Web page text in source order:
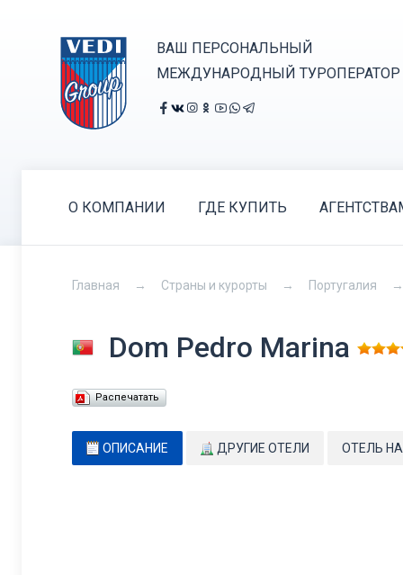
ВАШ ПЕРСОНАЛЬНЫЙ
МЕЖДУНАРОДНЫЙ ТУРОПЕРАТОР
О КОМПАНИИ ГДЕ КУПИТЬ
Главная Страны и курорты Португалия
Dom Pedro Marina
Распечатать
ОПИСАНИЕ ДРУГИЕ ОТЕЛИ ОТЕЛЬ